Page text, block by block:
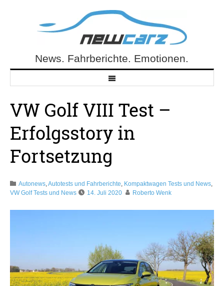
NewCarz.deNews. Fahrberichte. Emotionen.
VW Golf VIII Test –
Erfolgsstory in
Fortsetzung
Autonews,Autotests und Fahrberichte, Kompaktwagen Tests und News,
VW Golf Tests und News
14. Juli 2020 Roberto Wenk